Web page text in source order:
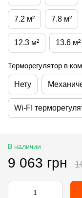
7.2 м² 7.8 м²
12.3 м² 13.6 м²
Терморегулятор в
Нету
Wi-FI
В наличии
9 063 грн